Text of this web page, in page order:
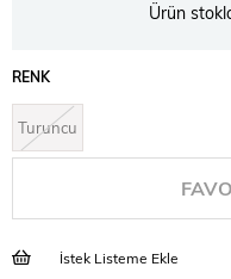
Ürün
RENK
Turuncu
İstek Listeme Ekle